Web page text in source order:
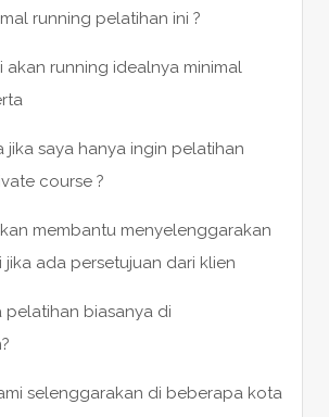
running pelatihan ini ?
akan running idealnya minimal
jika saya hanya ingin pelatihan
course ?
membantu menyelenggarakan
jika ada persetujuan dari klien
pelatihan biasanya di
selenggarakan di beberapa kota